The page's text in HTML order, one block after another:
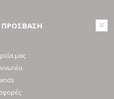
ΠΡΟΣΒΑΣΗ
μας